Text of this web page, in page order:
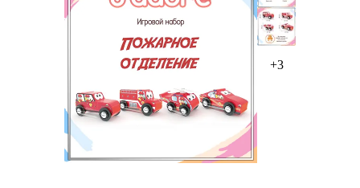
+3